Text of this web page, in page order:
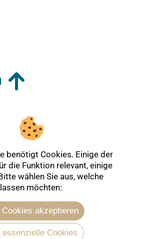
benötigt Cookies. Einige der
die Funktion relevant, einige
wählen Sie aus, welche
möchten:
Cookies akzeptieren
essenzielle Cookies